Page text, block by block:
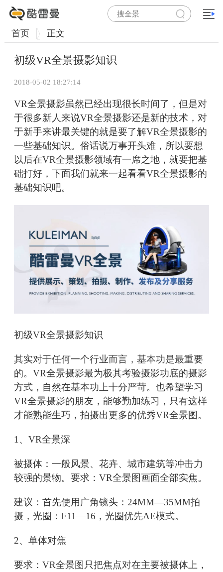
首页 正文
初级VR全景摄影知识
2018-05-02 18:27:14
VR全景摄影虽然已经出现很长时间了，但是对
于很多新人来说VR全景摄影还是新的技术，对
于新手来讲最关键的就是要了解VR全景摄影的
一些基础知识。俗话说万事开头难，所以要想
以后在VR全景摄影领域有一席之地，就要把基
础打好，下面我们就来一起看看VR全景摄影的
基础知识吧。
初级VR全景摄影知识
其实对于任何一个行业而言，基本功是最重要
的。VR全景摄影最为极其考验摄影功底的摄影
方式，自然在基本功上十分严苛。也希望学习
VR全景摄影的朋友，能够勤加练习，只有这样
才能熟能生巧，拍摄出更多的优秀VR全景图。
1、VR全景深
被摄体：一般风景、花卉、城市建筑等冲击力
较强的景物。要求：VR全景图画面全部实焦。
建议：首先使用广角镜头：24MM—35MM拍
摄，光圈：F11—16，光圈优先AE模式。
2、单体对焦
要求：VR全景图只把焦点对在主要被摄体上，